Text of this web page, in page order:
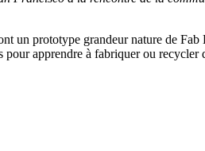
un prototype grandeur nature de
apprendre à fabriquer ou recycler